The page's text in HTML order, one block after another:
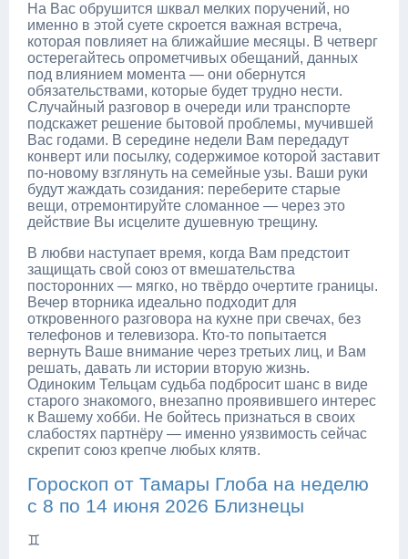
На Вас обрушится шквал мелких поручений, но
именно в этой суете скроется важная встреча,
которая повлияет на ближайшие месяцы. В четверг
остерегайтесь опрометчивых обещаний, данных
под влиянием момента — они обернутся
обязательствами, которые будет трудно нести.
Случайный разговор в очереди или транспорте
подскажет решение бытовой проблемы, мучившей
Вас годами. В середине недели Вам передадут
конверт или посылку, содержимое которой заставит
по-новому взглянуть на семейные узы. Ваши руки
будут жаждать созидания: переберите старые
вещи, отремонтируйте сломанное — через это
действие Вы исцелите душевную трещину.
В любви наступает время, когда Вам предстоит
защищать свой союз от вмешательства
посторонних — мягко, но твёрдо очертите границы.
Вечер вторника идеально подходит для
откровенного разговора на кухне при свечах, без
телефонов и телевизора. Кто-то попытается
вернуть Ваше внимание через третьих лиц, и Вам
решать, давать ли истории вторую жизнь.
Одиноким Тельцам судьба подбросит шанс в виде
старого знакомого, внезапно проявившего интерес
к Вашему хобби. Не бойтесь признаться в своих
слабостях партнёру — именно уязвимость сейчас
скрепит союз крепче любых клятв.
Гороскоп от Тамары Глоба на неделю
с 8 по 14 июня 2026 Близнецы
♊